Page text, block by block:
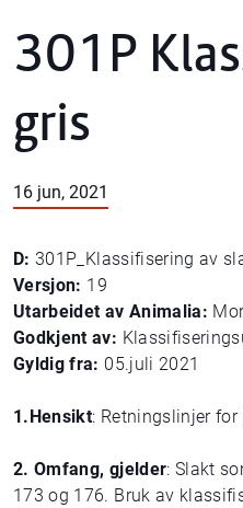
301P
gris
16 jun, 2021
D: 301P_Klassifisering av
Versjon: 19
Utarbeidet av Animalia:
Godkjent av:
Gyldig fra: 05.juli 2021
1.Hensikt: Retningslinjer
2. Omfang, gjelder: Slakt
173 og 176. Bruk av